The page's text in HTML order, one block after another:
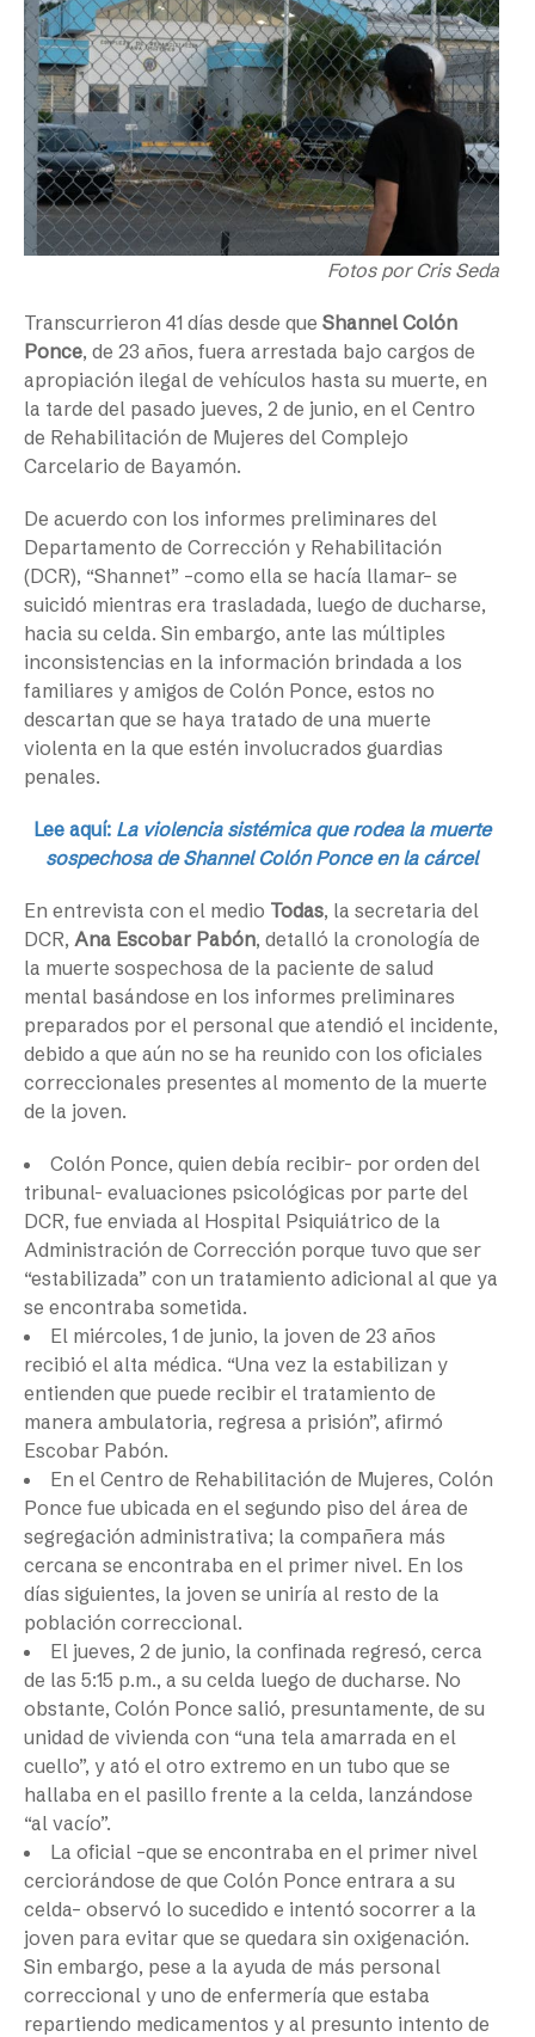
Fotos por Cris Seda
Transcurrieron 41 días desde que Shannel Colón
Ponce, de 23 años, fuera arrestada bajo cargos de
apropiación ilegal de vehículos hasta su muerte, en
la tarde del pasado jueves, 2 de junio, en el Centro
de Rehabilitación de Mujeres del Complejo
Carcelario de Bayamón.
De acuerdo con los informes preliminares del
Departamento de Corrección y Rehabilitación
(DCR), “Shannet” –como ella se hacía llamar– se
suicidó mientras era trasladada, luego de ducharse,
hacia su celda. Sin embargo, ante las múltiples
inconsistencias en la información brindada a los
familiares y amigos de Colón Ponce, estos no
descartan que se haya tratado de una muerte
violenta en la que estén involucrados guardias
penales.
Lee aquí:La violencia sistémica que rodea la muerte
sospechosa de Shannel Colón Ponce en la cárcel
En entrevista con el medio Todas, la secretaria del
DCR, Ana Escobar Pabón, detalló la cronología de
la muerte sospechosa de la paciente de salud
mental basándose en los informes preliminares
preparados por el personal que atendió el incidente,
debido a que aún no se ha reunido con los oficiales
correccionales presentes al momento de la muerte
de la joven.
Colón Ponce, quien debía recibir- por orden del
tribunal- evaluaciones psicológicas por parte del
DCR, fue enviada al Hospital Psiquiátrico de la
Administración de Corrección porque tuvo que ser
“estabilizada” con un tratamiento adicional al que ya
se encontraba sometida.
El miércoles, 1 de junio, la joven de 23 años
recibió el alta médica. “Una vez la estabilizan y
entienden que puede recibir el tratamiento de
manera ambulatoria, regresa a prisión”, afirmó
Escobar Pabón.
En el Centro de Rehabilitación de Mujeres, Colón
Ponce fue ubicada en el segundo piso del área de
segregación administrativa; la compañera más
cercana se encontraba en el primer nivel. En los
días siguientes, la joven se uniría al resto de la
población correccional.
El jueves, 2 de junio, la confinada regresó, cerca
de las 5:15 p.m., a su celda luego de ducharse. No
obstante, Colón Ponce salió, presuntamente, de su
unidad de vivienda con “una tela amarrada en el
cuello”, y ató el otro extremo en un tubo que se
hallaba en el pasillo frente a la celda, lanzándose
“al vacío”.
La oficial –que se encontraba en el primer nivel
cerciorándose de que Colón Ponce entrara a su
celda– observó lo sucedido e intentó socorrer a la
joven para evitar que se quedara sin oxigenación.
Sin embargo, pese a la ayuda de más personal
correccional y uno de enfermería que estaba
repartiendo medicamentos y al presunto intento de